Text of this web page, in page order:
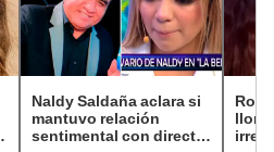
Naldy Saldaña aclara si
mantuvo relación
sentimental con director
llora